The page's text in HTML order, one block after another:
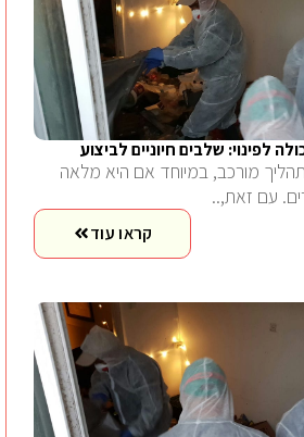
לפינוי: שלבים חיוניים לביצוע
תהליך מורכב, במיוחד אם היא מלאה
עם זאת,..
קראו עוד